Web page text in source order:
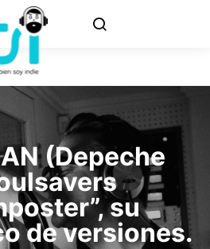
(Depeche
su
de versiones.